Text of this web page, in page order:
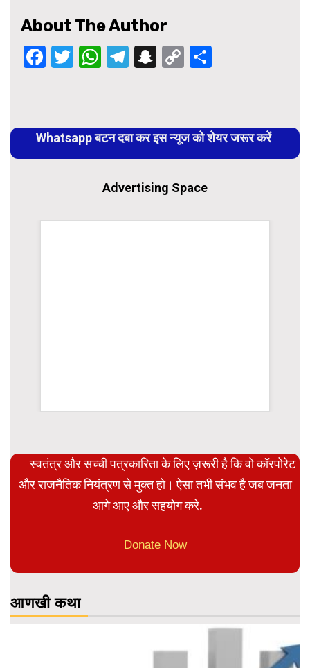
About The Author
Facebook
Twitter
WhatsApp
Telegram
Snapchat
Copy
Reading
Whatsapp बटन दबा कर इस न्यूज को शेयर जरूर करें
Advertising Space
स्वतंत्र और सच्ची पत्रकारिता के लिए ज़रूरी है कि वो कॉरपोरेट
और राजनैतिक नियंत्रण से मुक्त हो। ऐसा तभी संभव है जब जनता
आगे आए और सहयोग करे.
Donate Now
आणखी कथा